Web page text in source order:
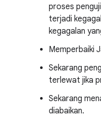
proses
terjadi
kegagalan
Memperbaiki
Sekarang
terlewat jika
Sekarang
diabaikan.